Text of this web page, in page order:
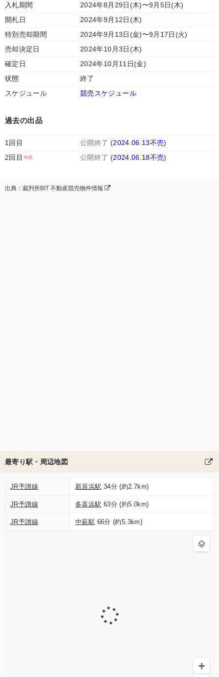
入札期間
2024年8月29日(木)〜9月5日(木)
開札日
2024年9月12日(木)
特別売却期間
2024年9月13日(金)〜9月17日(火)
売却決定日
2024年10月3日(木)
確定日
2024年10月11日(金)
状態
終了
スケジュール
競売スケジュール
過去の出品
1回目 公開終了 (2024.06.13不売)
2回目
公開終了 (2024.06.18不売)
出典：裁判所BIT 不動産競売物件情報
最寄り駅・周辺地図
JR予讃線 新居浜駅 34分 (約2.7km)
JR予讃線 多喜浜駅 63分 (約5.0km)
JR予讃線 中萩駅 66分 (約5.3km)
+